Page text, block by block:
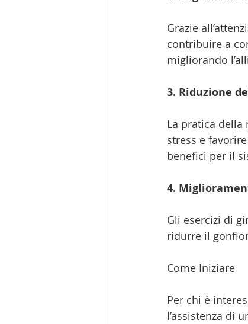
Grazie
contribuire a
migliorando
3. Riduzione
La pratica
stress e
benefici per il
4.
Gli esercizi di
ridurre il
Come Iniziare
Per chi è
l’assistenza di